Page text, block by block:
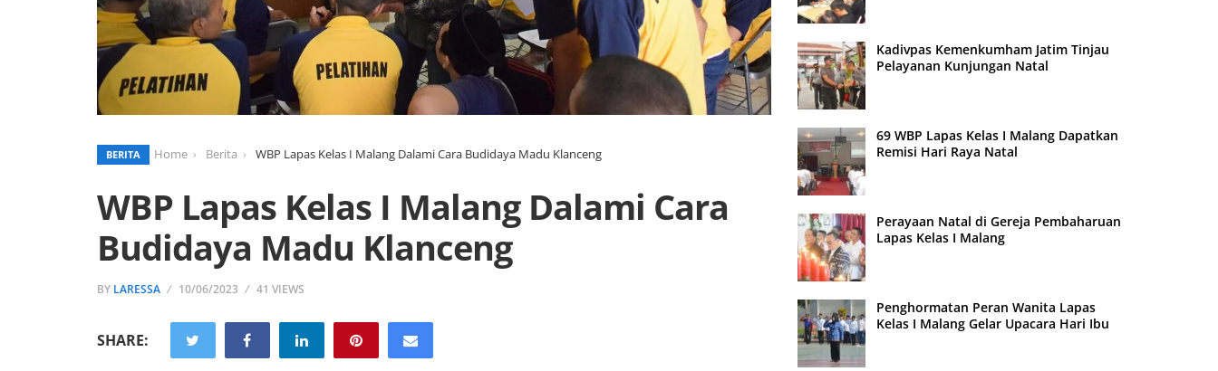
BERITA Home Berita WBP Lapas Kelas I Malang Dalami Cara Budidaya Madu Klanceng
WBP Lapas Kelas I Malang Dalami Cara
Budidaya Madu Klanceng
BY LARESSA 10/06/2023 41 VIEWS
SHARE:
Kadivpas Kemenkumham Jatim Tinjau
Pelayanan Kunjungan Natal
69 WBP Lapas Kelas I Malang Dapatkan
Remisi Hari Raya Natal
Perayaan Natal di Gereja Pembaharuan
Lapas Kelas I Malang
Penghormatan Peran Wanita Lapas
Kelas I Malang Gelar Upacara Hari Ibu